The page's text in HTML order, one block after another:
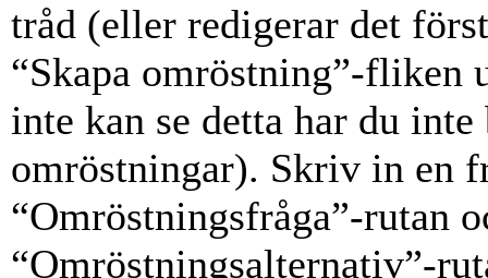
tråd (eller redigerar det
“Skapa omröstning”-fliken
inte kan se detta har du
omröstningar). Skriv in en
“Omröstningsfråga”-rutan
“Omröstningsalternativ”-